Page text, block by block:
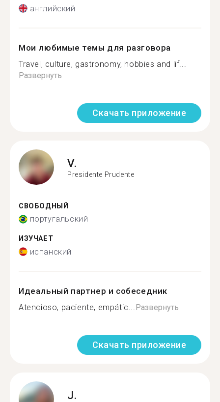
английский
Мои любимые темы для разговора
Travel, culture, gastronomy, hobbies and lif...
Развернуть
Скачать приложение
V.
Presidente Prudente
СВОБОДНЫЙ
португальский
ИЗУЧАЕТ
испанский
Идеальный партнер и собеседник
Atencioso, paciente, empátic... Развернуть
Скачать приложение
J.